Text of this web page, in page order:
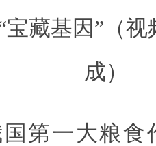
宝藏基因”（
成）
第一大粮食